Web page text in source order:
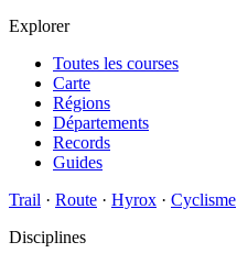
Explorer
Toutes les courses
Carte
Régions
Départements
Records
Guides
Trail · Route · Hyrox · Cyclisme
Disciplines